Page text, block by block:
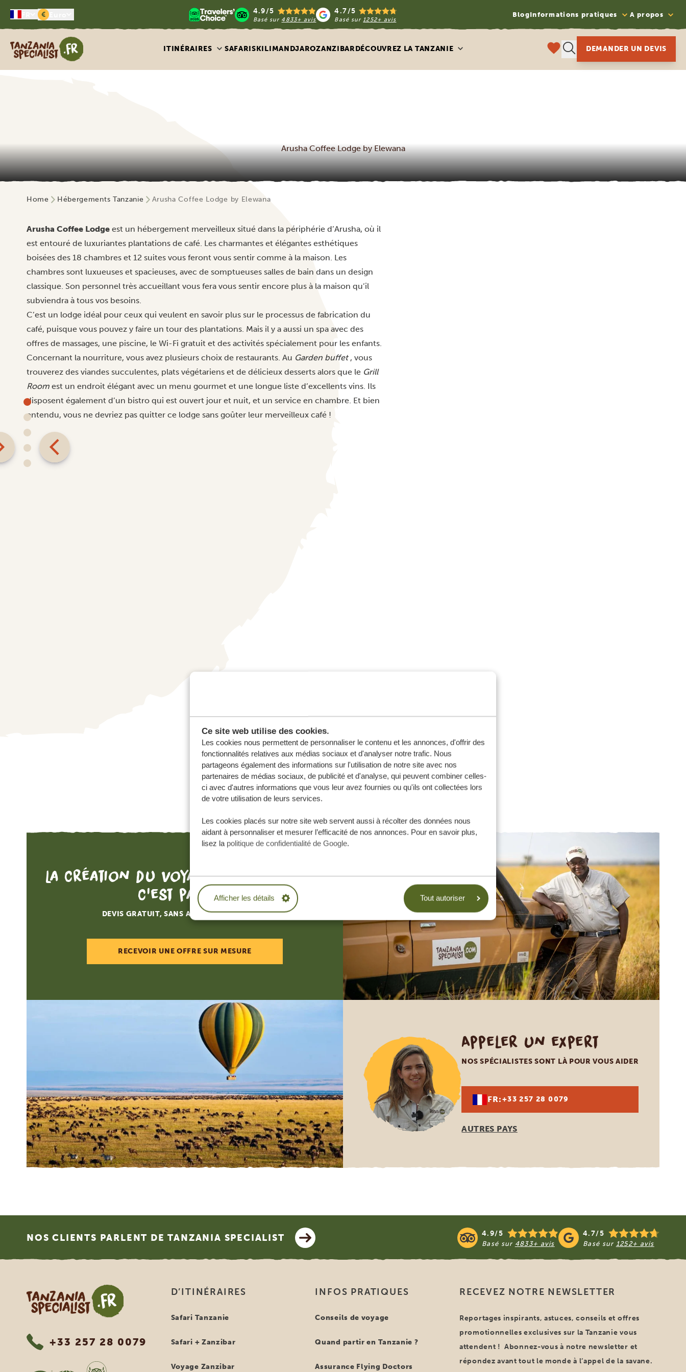
Ce site web utilise des cookies.
Les cookies nous permettent de personnaliser le contenu et les annonces, d'offrir des
fonctionnalités relatives aux médias sociaux et d'analyser notre trafic. Nous
partageons également des informations sur l'utilisation de notre site avec nos
partenaires de médias sociaux, de publicité et d'analyse, qui peuvent combiner celles-
ci avec d'autres informations que vous leur avez fournies ou qu'ils ont collectées lors
de votre utilisation de leurs services.
Les cookies placés sur notre site web servent aussi à récolter des données nous
aidant à personnaliser et mesurer l’efficacité de nos annonces. Pour en savoir plus,
lisez la politique de confidentialité de Google.
Afficher les détails Tout autoriser
€ 4.9/5
Basé sur 4833+ avis
4.7/5
Basé sur1252+ avis
BlogInformations pratiques A propos
Tanzania Specialist
ITINÉRAIRES SAFARISKILIMANDJAROZANZIBARDÉCOUVREZ LA TANZANIE DEMANDER UN DEVIS
Arusha Coffee Lodge by Elewana
Home Hébergements Tanzanie Arusha Coffee Lodge by Elewana
Arusha Coffee Lodge est un hébergement merveilleux situé dans la périphérie d’Arusha, où il
est entouré de luxuriantes plantations de café. Les charmantes et élégantes esthétiques
boisées des 18 chambres et 12 suites vous feront vous sentir comme à la maison. Les
chambres sont luxueuses et spacieuses, avec de somptueuses salles de bain dans un design
classique. Son personnel très accueillant vous fera vous sentir encore plus à la maison qu’il
subviendra à tous vos besoins.
C’est un lodge idéal pour ceux qui veulent en savoir plus sur le processus de fabrication du
café, puisque vous pouvez y faire un tour des plantations. Mais il y a aussi un spa avec des
offres de massages, une piscine, le Wi-Fi gratuit et des activités spécialement pour les enfants.
Concernant la nourriture, vous avez plusieurs choix de restaurants. Au Garden buffet , vous
trouverez des viandes succulentes, plats végétariens et de délicieux desserts alors que le Grill
Room est un endroit élégant avec un menu gourmet et une longue liste d’excellents vins. Ils
disposent également d’un bistro qui est ouvert jour et nuit, et un service en chambre. Et bien
entendu, vous ne devriez pas quitter ce lodge sans goûter leur merveilleux café !
La création du voyage de vos rêves,
c'est par ici.
DEVIS GRATUIT, SANS AUCUNE OBLIGATION
RECEVOIR UNE OFFRE SUR MESURE
Appeler un expert
NOS SPÉCIALISTES SONT LÀ POUR VOUS AIDER
FR:+33 257 28 0079
AUTRES PAYS
NOS CLIENTS PARLENT DE TANZANIA SPECIALIST 4.9/5
Basé sur 4833+ avis
4.7/5
Basé sur 1252+ avis
Tanzania Specialist
+33 257 28 0079
D’ITINÉRAIRES
Safari Tanzanie
Safari + Zanzibar
Voyage Zanzibar
INFOS PRATIQUES
Conseils de voyage
Quand partir en Tanzanie ?
Assurance Flying Doctors
RECEVEZ NOTRE NEWSLETTER
Reportages inspirants, astuces, conseils et offres
promotionnelles exclusives sur la Tanzanie vous
attendent ! Abonnez-vous à notre newsletter et
répondez avant tout le monde à l’appel de la savane.